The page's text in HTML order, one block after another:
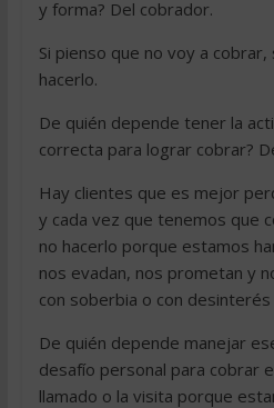
y forma? Del cobrador.
Si pienso que no voy a
hacerlo.
De quién depende tener la
correcta para lograr cobrar?
Hay clientes que es mejor
y cada vez que tenemos que
no hacerlo porque estamos
nos evadan, nos prometan y
con soberbia o con
De quién depende manejar
desafío personal para cobrar
llamado o la visita porque